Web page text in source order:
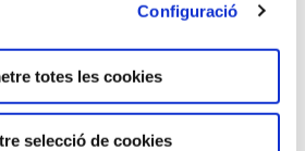
Configuració
totes les cookies
selecció de cookies